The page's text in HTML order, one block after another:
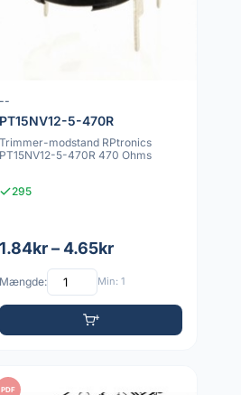
--
PT15NV12-5-470R
Trimmer-modstand RPtronics
PT15NV12-5-470R 470 Ohms
295
1.84kr – 4.65kr
Mængde: Min: 1
PDF